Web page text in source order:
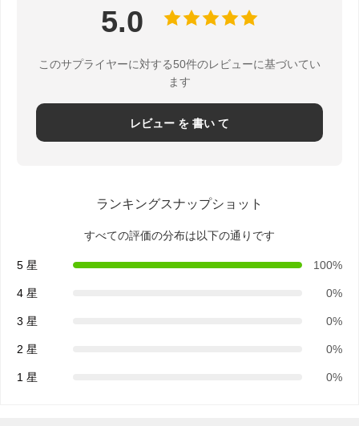
5.0
このサプライヤーに対する50件のレビューに基づいてい
ます
レビュー を 書い て
ランキングスナップショット
すべての評価の分布は以下の通りです
5 星 100%
4 星 0%
3 星 0%
2 星 0%
1 星 0%